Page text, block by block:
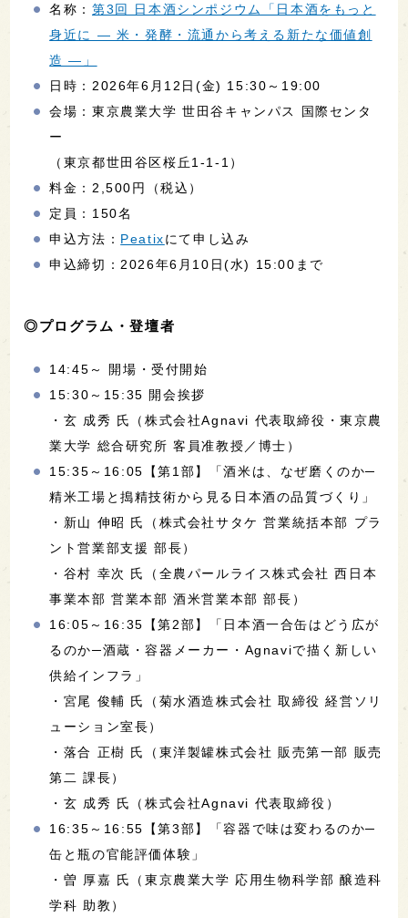
名称：第3回 日本酒シンポジウム「日本酒をもっと
身近に ― 米・発酵・流通から考える新たな価値創
造 ―」
日時：2026年6月12日(金) 15:30～19:00
会場：東京農業大学 世田谷キャンパス 国際センタ
ー
（東京都世田谷区桜丘1-1-1）
料金：2,500円（税込）
定員：150名
申込方法： Peatixにて申し込み
申込締切：2026年6月10日(水) 15:00まで
◎プログラム・登壇者
14:45～ 開場・受付開始
15:30～15:35 開会挨拶
・玄 成秀 氏（株式会社Agnavi 代表取締役・東京農
業大学 総合研究所 客員准教授／博士）
15:35～16:05【第1部】「酒米は、なぜ磨くのか─
精米工場と搗精技術から見る日本酒の品質づくり」
・新山 伸昭 氏（株式会社サタケ 営業統括本部 プラ
ント営業部支援 部長）
・谷村 幸次 氏（全農パールライス株式会社 西日本
事業本部 営業本部 酒米営業本部 部長）
16:05～16:35【第2部】「日本酒一合缶はどう広が
るのか─酒蔵・容器メーカー・Agnaviで描く新しい
供給インフラ」
・宮尾 俊輔 氏（菊水酒造株式会社 取締役 経営ソリ
ューション室長）
・落合 正樹 氏（東洋製罐株式会社 販売第一部 販売
第二 課長）
・玄 成秀 氏（株式会社Agnavi 代表取締役）
16:35～16:55【第3部】「容器で味は変わるのか─
缶と瓶の官能評価体験」
・曽 厚嘉 氏（東京農業大学 応用生物科学部 醸造科
学科 助教）